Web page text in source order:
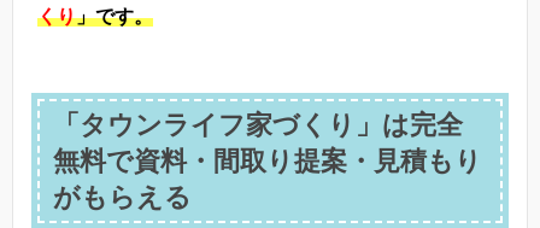
くり」です。
「タウンライフ家づくり」は完全
無料で資料・間取り提案・見積もり
がもらえる